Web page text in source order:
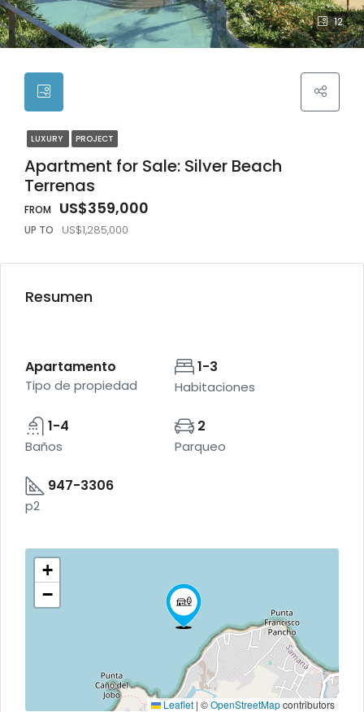
12
LUXURY PROJECT
Apartment for Sale: Silver Beach
Terrenas
US$359,000
US$1,285,000
Resumen
Apartamento
Tipo de propiedad
1-3
Habitaciones
1-4
Baños
2
Parqueo
947-3306
p2
+
−
Leaflet | ©OpenStreetMapcontributors